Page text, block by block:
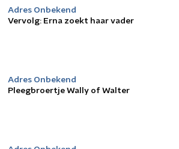
Adres Onbekend
Vervolg: Erna zoekt haar vader
Adres Onbekend
Pleegbroertje Wally of Walter